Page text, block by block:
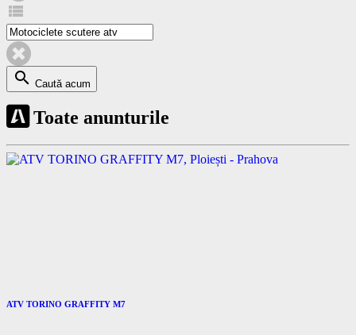
view_list
search Caută acum
Toate anunturile
ATV TORINO GRAFFITY M7